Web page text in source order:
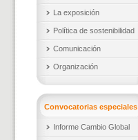
La exposición
Política de sostenibilidad
Comunicación
Organización
Convocatorias especiales
Informe Cambio Global